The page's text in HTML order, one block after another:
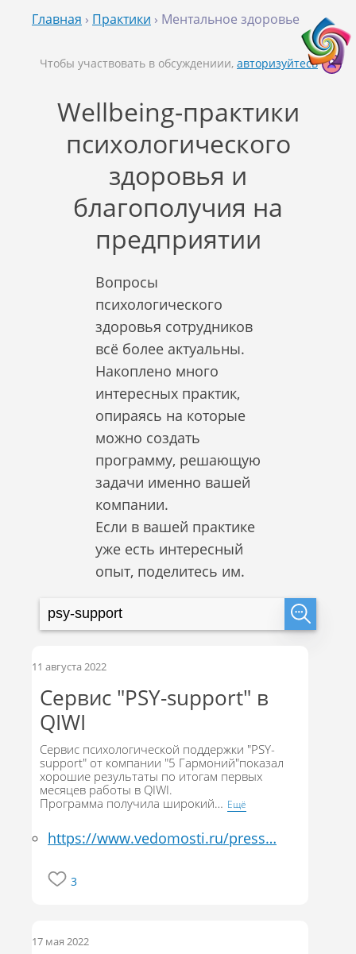
Главная › Практики › Ментальное здоровье
Wellbeing-практики
психологического
здоровья и
благополучия на
предприятии
Вопросы
психологического
здоровья сотрудников
всё более актуальны.
Накоплено много
интересных практик,
опираясь на которые
можно создать
программу, решающую
задачи именно вашей
компании.
Если в вашей практике
уже есть интересный
опыт, поделитесь им.
Чтобы участвовать в обсуждениии, авторизуйтесь
11 августа 2022
Сервис "PSY-support" в
QIWI
Сервис психологической поддержки "PSY-
support" от компании "5 Гармоний"показал
хорошие результаты по итогам первых
месяцев работы в QIWI.
Программа получила широкий… Eщё
https://www.vedomosti.ru/press…
3
17 мая 2022